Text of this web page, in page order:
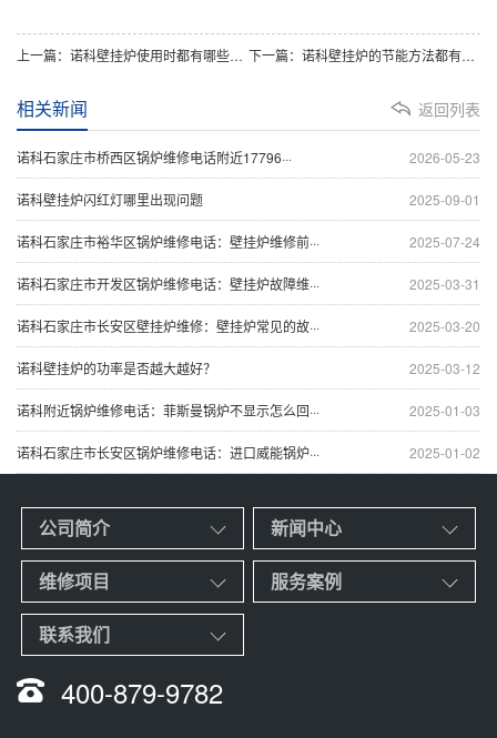
上一篇：诺科壁挂炉使用时都有哪些节能小技巧？ 下一篇：诺科壁挂炉的节能方法都有哪些
返回列表
相关新闻
2026-05-23
诺科石家庄市桥西区锅炉维修电话附近17796···
2025-09-01
诺科壁挂炉闪红灯哪里出现问题
2025-07-24
诺科石家庄市裕华区锅炉维修电话：壁挂炉维修前···
2025-03-31
诺科石家庄市开发区锅炉维修电话：壁挂炉故障维···
2025-03-20
诺科石家庄市长安区壁挂炉维修：壁挂炉常见的故···
2025-03-12
诺科壁挂炉的功率是否越大越好？
2025-01-03
诺科附近锅炉维修电话：菲斯曼锅炉不显示怎么回···
2025-01-02
诺科石家庄市长安区锅炉维修电话：进口威能锅炉···
公司简介 新闻中心
维修项目 服务案例
联系我们
400-879-9782